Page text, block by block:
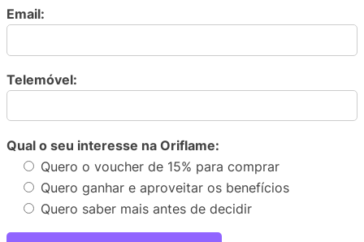
Email:
Telemóvel:
Qual o seu interesse na Oriflame:
Quero o voucher de 15% para comprar
Quero ganhar e aproveitar os benefícios
Quero saber mais antes de decidir